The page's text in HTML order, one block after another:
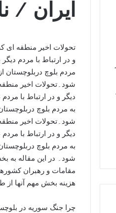
ایران /
تحولات اخیر منطقه اى
و در ارتباط با مردم
مردم بلوچ دربلوچستان
شود۔تحولات اخیر
دیگر و در ارتباط با
به مردم بلوچ
شود۔تحولات اخیر
دیگر و در ارتباط با
به مردم بلوچ
شود۔ در این مقاله به
مقامات و رهبران
هزینه بخش مهم آنها از
چرا جنگ سوریه در